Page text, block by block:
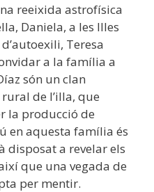
reeixida astrofísica
Daniela, a les Illes
Teresa
a la família a
són un clan
de l’illa, que
la producció de
en aquesta família és
disposat a revelar els
que una vegada de
per mentir.